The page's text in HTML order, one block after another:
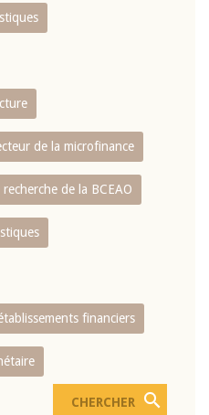
de la microfinance
de la BCEAO
financiers